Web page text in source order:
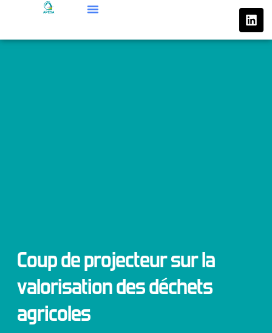
L
i
n
Coup de projecteur sur la
valorisation des déchets
agricoles